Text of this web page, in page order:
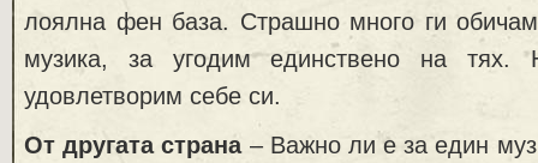
лоялна фен база. Страшно много ги
музика, за угодим единствено на
удовлетворим себе си.
От другата страна– Важно ли е за един